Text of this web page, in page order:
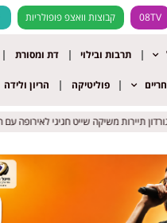
08TV קבוצות וואצפ פופולריות
תרבות ובילוי דת ומסורת
פוליטיקה הריון ולידה
תיירות משיקה שייט חגיגי לאירופה עם
תיירות משיקה שייט חגיגי לאירופה עם